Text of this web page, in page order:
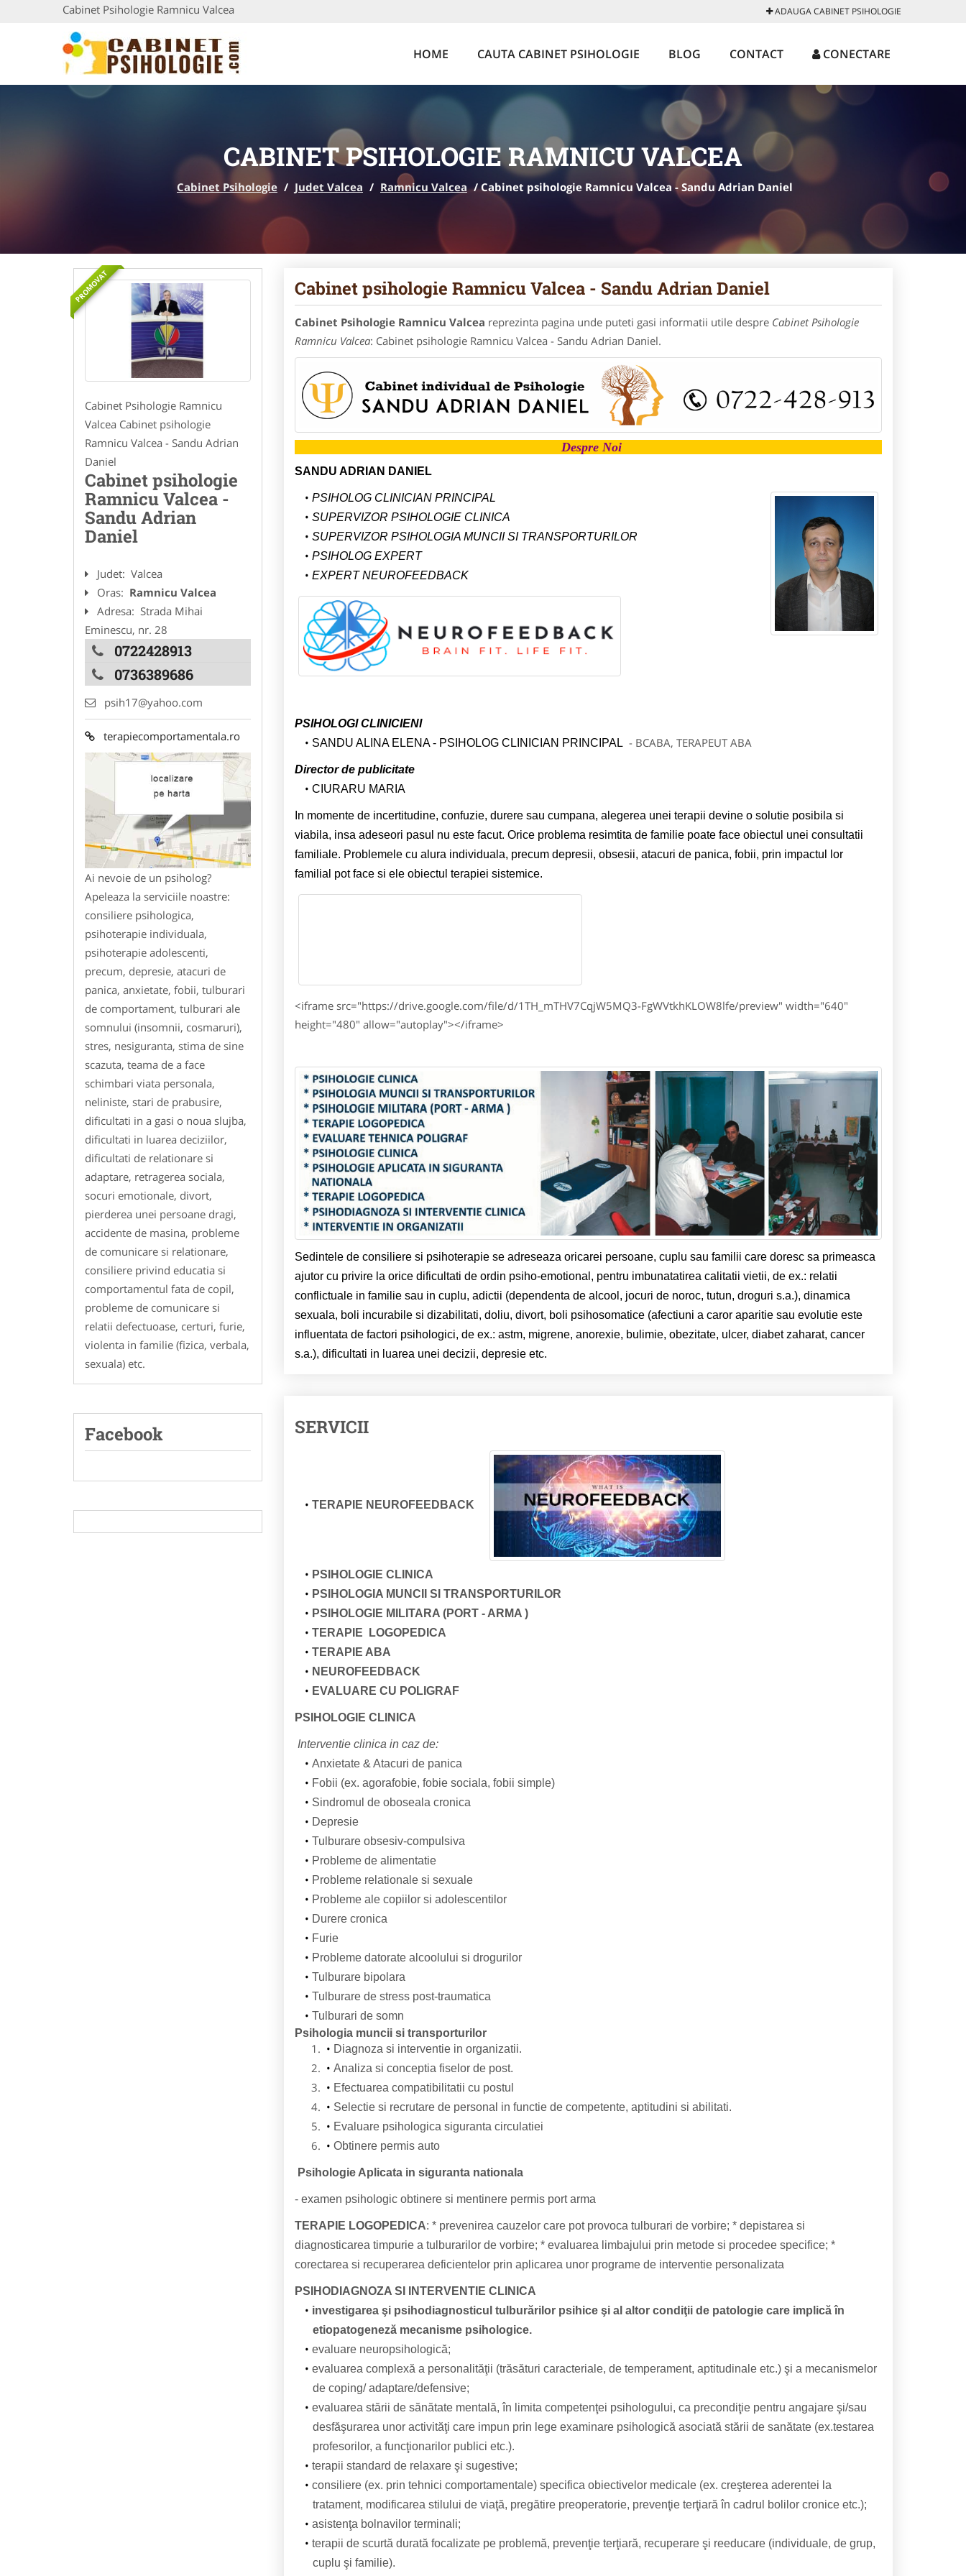
Cabinet Psihologie Ramnicu Valcea ADAUGA CABINET PSIHOLOGIE
HOME CAUTA CABINET PSIHOLOGIE BLOG CONTACT CONECTARE
CABINET PSIHOLOGIE RAMNICU VALCEA
Cabinet Psihologie / Judet Valcea / Ramnicu Valcea /Cabinet psihologie Ramnicu Valcea - Sandu Adrian Daniel
PROMOVAT
Cabinet Psihologie Ramnicu
Valcea Cabinet psihologie
Ramnicu Valcea - Sandu Adrian
Daniel
Cabinet psihologie
Ramnicu Valcea -
Sandu Adrian
Daniel
Judet: Valcea
Oras: Ramnicu Valcea
Adresa: Strada Mihai
Eminescu, nr. 28
0722428913
0736389686
psih17@yahoo.com
terapiecomportamentala.ro
Ai nevoie de un psiholog?
Apeleaza la serviciile noastre:
consiliere psihologica,
psihoterapie individuala,
psihoterapie adolescenti,
precum, depresie, atacuri de
panica, anxietate, fobii, tulburari
de comportament, tulburari ale
somnului (insomnii, cosmaruri),
stres, nesiguranta, stima de sine
scazuta, teama de a face
schimbari viata personala,
neliniste, stari de prabusire,
dificultati in a gasi o noua slujba,
dificultati in luarea deciziilor,
dificultati de relationare si
adaptare, retragerea sociala,
socuri emotionale, divort,
pierderea unei persoane dragi,
accidente de masina, probleme
de comunicare si relationare,
consiliere privind educatia si
comportamentul fata de copil,
probleme de comunicare si
relatii defectuoase, certuri, furie,
violenta in familie (fizica, verbala,
sexuala) etc.
Facebook
Cabinet psihologie Ramnicu Valcea - Sandu Adrian Daniel
Cabinet Psihologie Ramnicu Valcea reprezinta pagina unde puteti gasi informatii utile despre Cabinet Psihologie
Ramnicu Valcea: Cabinet psihologie Ramnicu Valcea - Sandu Adrian Daniel.
Despre Noi
SANDU ADRIAN DANIEL
PSIHOLOG CLINICIAN PRINCIPAL
SUPERVIZOR PSIHOLOGIE CLINICA
SUPERVIZOR PSIHOLOGIA MUNCII SI TRANSPORTURILOR
PSIHOLOG EXPERT
EXPERT NEUROFEEDBACK
PSIHOLOGI CLINICIENI
SANDU ALINA ELENA - PSIHOLOG CLINICIAN PRINCIPAL - BCABA, TERAPEUT ABA
Director de publicitate
CIURARU MARIA
In momente de incertitudine, confuzie, durere sau cumpana, alegerea unei terapii devine o solutie posibila si
viabila, insa adeseori pasul nu este facut. Orice problema resimtita de familie poate face obiectul unei consultatii
familiale. Problemele cu alura individuala, precum depresii, obsesii, atacuri de panica, fobii, prin impactul lor
familial pot face si ele obiectul terapiei sistemice.
<iframe src="https://drive.google.com/file/d/1TH_mTHV7CqjW5MQ3-FgWVtkhKLOW8lfe/preview" width="640"
height="480" allow="autoplay"></iframe>
Sedintele de consiliere si psihoterapie se adreseaza oricarei persoane, cuplu sau familii care doresc sa primeasca
ajutor cu privire la orice dificultati de ordin psiho-emotional, pentru imbunatatirea calitatii vietii, de ex.: relatii
conflictuale in familie sau in cuplu, adictii (dependenta de alcool, jocuri de noroc, tutun, droguri s.a.), dinamica
sexuala, boli incurabile si dizabilitati, doliu, divort, boli psihosomatice (afectiuni a caror aparitie sau evolutie este
influentata de factori psihologici, de ex.: astm, migrene, anorexie, bulimie, obezitate, ulcer, diabet zaharat, cancer
s.a.), dificultati in luarea unei decizii, depresie etc.
SERVICII
TERAPIE NEUROFEEDBACK
PSIHOLOGIE CLINICA
PSIHOLOGIA MUNCII SI TRANSPORTURILOR
PSIHOLOGIE MILITARA (PORT - ARMA )
TERAPIE LOGOPEDICA
TERAPIE ABA
NEUROFEEDBACK
EVALUARE CU POLIGRAF
PSIHOLOGIE CLINICA
Interventie clinica in caz de:
Anxietate & Atacuri de panica
Fobii (ex. agorafobie, fobie sociala, fobii simple)
Sindromul de oboseala cronica
Depresie
Tulburare obsesiv-compulsiva
Probleme de alimentatie
Probleme relationale si sexuale
Probleme ale copiilor si adolescentilor
Durere cronica
Furie
Probleme datorate alcoolului si drogurilor
Tulburare bipolara
Tulburare de stress post-traumatica
Tulburari de somn
Psihologia muncii si transporturilor
Diagnoza si interventie in organizatii.
Analiza si conceptia fiselor de post.
Efectuarea compatibilitatii cu postul
Selectie si recrutare de personal in functie de competente, aptitudini si abilitati.
Evaluare psihologica siguranta circulatiei
Obtinere permis auto
Psihologie Aplicata in siguranta nationala
- examen psihologic obtinere si mentinere permis port arma
TERAPIE LOGOPEDICA: * prevenirea cauzelor care pot provoca tulburari de vorbire; * depistarea si
diagnosticarea timpurie a tulburarilor de vorbire; * evaluarea limbajului prin metode si procedee specifice; *
corectarea si recuperarea deficientelor prin aplicarea unor programe de interventie personalizata
PSIHODIAGNOZA SI INTERVENTIE CLINICA
investigarea şi psihodiagnosticul tulburărilor psihice şi al altor condiţii de patologie care implică în
etiopatogeneză mecanisme psihologice.
evaluare neuropsihologică;
evaluarea complexă a personalităţii (trăsături caracteriale, de temperament, aptitudinale etc.) şi a mecanismelor
de coping/ adaptare/defensive;
evaluarea stării de sănătate mentală, în limita competenţei psihologului, ca precondiţie pentru angajare şi/sau
desfăşurarea unor activităţi care impun prin lege examinare psihologică asociată stării de sanătate (ex.testarea
profesorilor, a funcţionarilor publici etc.).
terapii standard de relaxare şi sugestive;
consiliere (ex. prin tehnici comportamentale) specifica obiectivelor medicale (ex. creşterea aderentei la
tratament, modificarea stilului de viaţă, pregătire preoperatorie, prevenţie terţiară în cadrul bolilor cronice etc.);
asistenţa bolnavilor terminali;
terapii de scurtă durată focalizate pe problemă, prevenţie terţiară, recuperare şi reeducare (individuale, de grup,
cuplu şi familie).